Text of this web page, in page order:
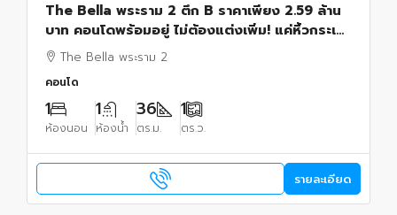
The Bella พระราม 2 ตึก B ราคาเพียง 2.59 ล้าน
บาท คอนโดพร้อมอยู่ ไม่ต้องแต่งเพิ่ม! แค่หิ้วกระเป๋า
เข้าอยู่ได้เลย
The Bella พระราม 2
คอนโด
1
ห้องนอน
1
ห้องน้ำ
36
ตร.ม.
1
ตร.ว.
รายละเอียด